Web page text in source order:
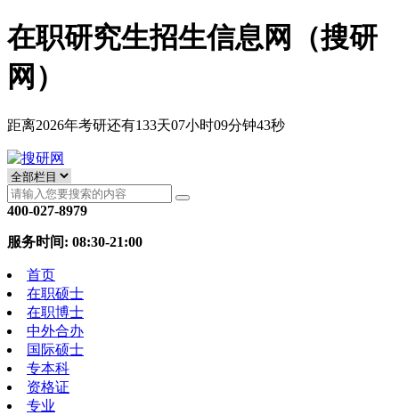
在职研究生招生信息网（搜研
网）
距离2026年考研还有133天07小时09分钟43秒
400-027-8979
服务时间: 08:30-21:00
首页
在职硕士
在职博士
中外合办
国际硕士
专本科
资格证
专业